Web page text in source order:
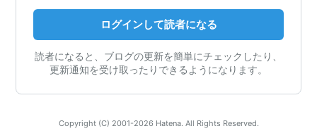
ログインして読者になる
読者になると、ブログの更新を簡単にチェックしたり、
更新通知を受け取ったりできるようになります。
Copyright (C) 2001-2026 Hatena. All Rights Reserved.